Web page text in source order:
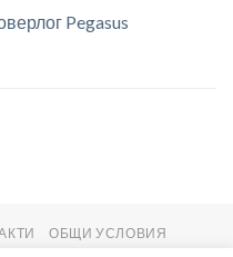
Pegasus
ОБЩИ УСЛОВИЯ